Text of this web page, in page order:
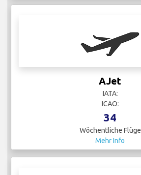
AJet
IATA:
ICAO:
34
Wöchentliche Flüge
Mehr Info